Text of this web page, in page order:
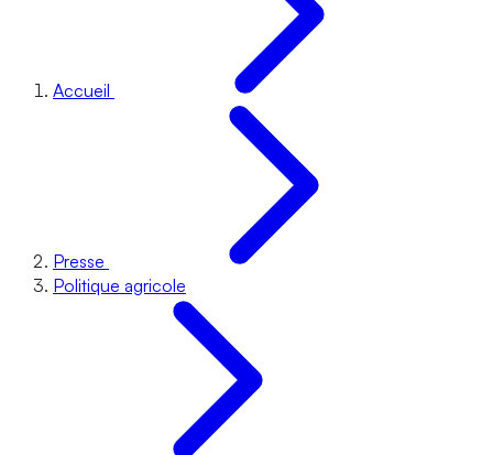
Accueil
Presse
Politique agricole